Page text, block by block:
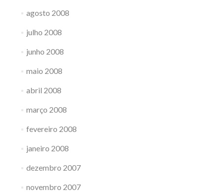
agosto 2008
julho 2008
junho 2008
maio 2008
abril 2008
março 2008
fevereiro 2008
janeiro 2008
dezembro 2007
novembro 2007